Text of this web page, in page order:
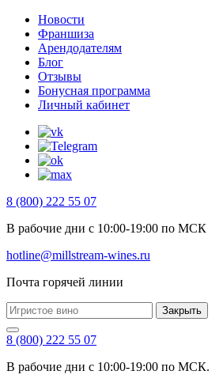
Новости
Франшиза
Арендодателям
Блог
Отзывы
Бонусная программа
Личный кабинет
8 (800) 222 55 07
В рабочие дни с 10:00-19:00 по МСК
hotline@millstream-wines.ru
Почта горячей линии
Закрыть
8 (800) 222 55 07
В рабочие дни с 10:00-19:00 по МСК.